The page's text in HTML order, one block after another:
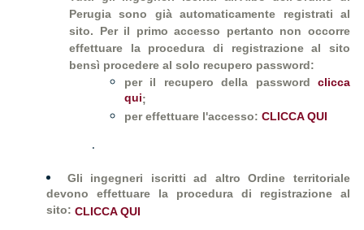
Perugia sono già automaticamente registrati al
sito. Per il primo accesso pertanto non occorre
effettuare la procedura di registrazione al sito
bensì procedere al solo recupero password:
per il recupero della password
clicca
qui;
per effettuare l'accesso: CLICCA QUI
.
Gli ingegneri iscritti ad altro Ordine territoriale
devono effettuare la procedura di registrazione al
sito: CLICCA QUI